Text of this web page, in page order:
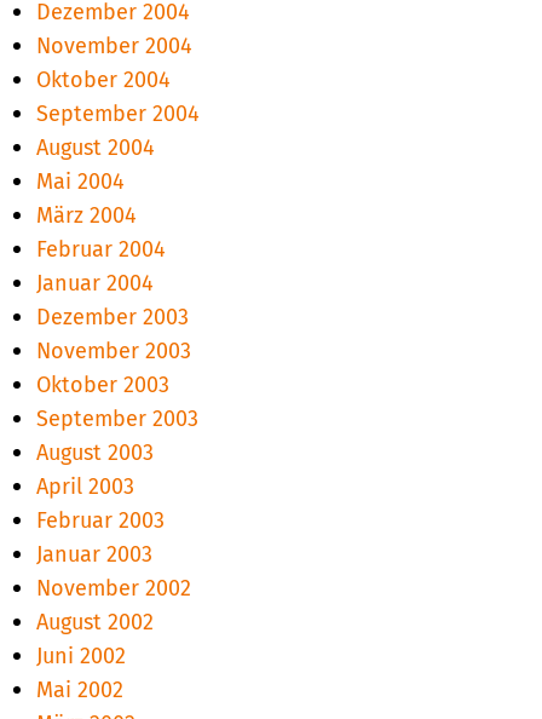
Dezember 2004
November 2004
Oktober 2004
September 2004
August 2004
Mai 2004
März 2004
Februar 2004
Januar 2004
Dezember 2003
November 2003
Oktober 2003
September 2003
August 2003
April 2003
Februar 2003
Januar 2003
November 2002
August 2002
Juni 2002
Mai 2002